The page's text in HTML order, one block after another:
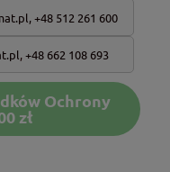
+48 512 261 600
,+48 662 108 693
Ochrony
zł